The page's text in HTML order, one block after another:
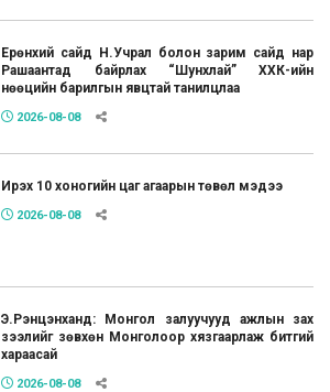
Ерөнхий сайд Н.Учрал болон зарим сайд нар
Рашаантад байрлах “Шунхлай” ХХК-ийн
нөөцийн барилгын явцтай танилцлаа
2026-08-08
Ирэх 10 хоногийн цаг агаарын төвөл мэдээ
2026-08-08
Э.Рэнцэнханд: Монгол залуучууд ажлын зах
зээлийг зөвхөн Монголоор хязгаарлаж битгий
хараасай
2026-08-08